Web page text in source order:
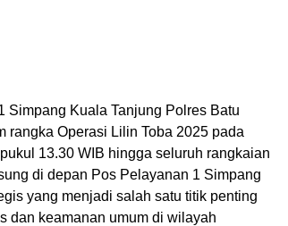
Simpang Kuala Tanjung Polres Batu
rangka Operasi Lilin Toba 2025 pada
13.30 WIB hingga seluruh rangkaian
di depan Pos Pelayanan 1 Simpang
yang menjadi salah satu titik penting
dan keamanan umum di wilayah